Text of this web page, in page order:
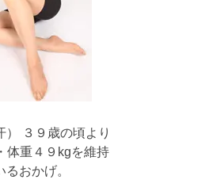
３９歳の頃より
体重４９kgを維持
るおかげ。